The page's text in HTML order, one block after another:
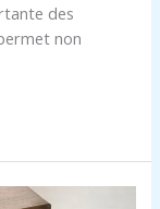
des
non